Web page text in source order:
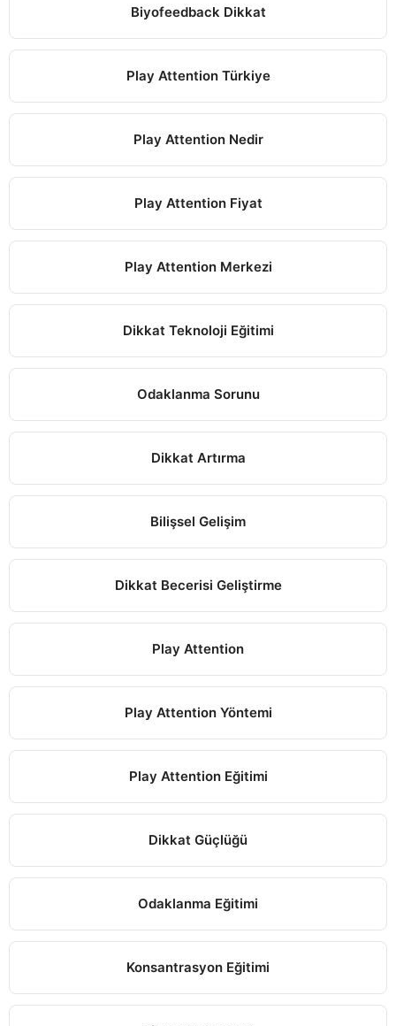
Biyofeedback Dikkat
Play Attention Türkiye
Play Attention Nedir
Play Attention Fiyat
Play Attention Merkezi
Dikkat Teknoloji Eğitimi
Odaklanma Sorunu
Dikkat Artırma
Bilişsel Gelişim
Dikkat Becerisi Geliştirme
Play Attention
Play Attention Yöntemi
Play Attention Eğitimi
Dikkat Güçlüğü
Odaklanma Eğitimi
Konsantrasyon Eğitimi